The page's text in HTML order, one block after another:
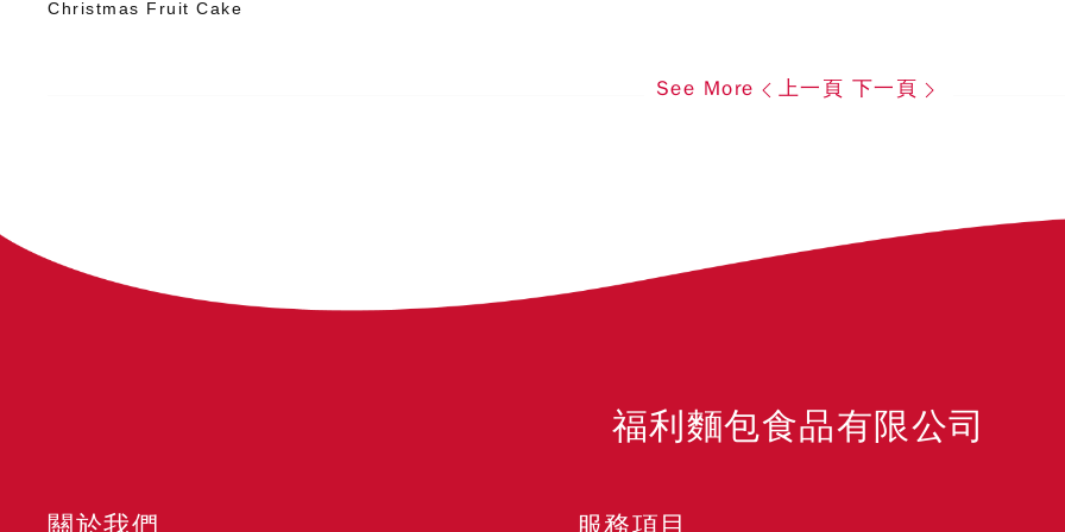
Christmas Fruit Cake
See More 上一頁 下一頁
福利麵包食品有限公司